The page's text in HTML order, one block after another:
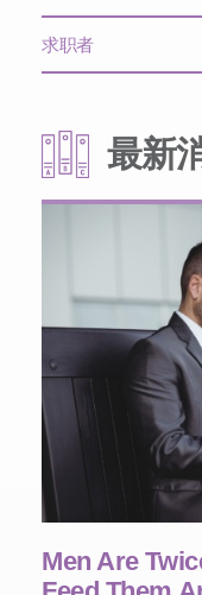
求职者
最新
Men Are